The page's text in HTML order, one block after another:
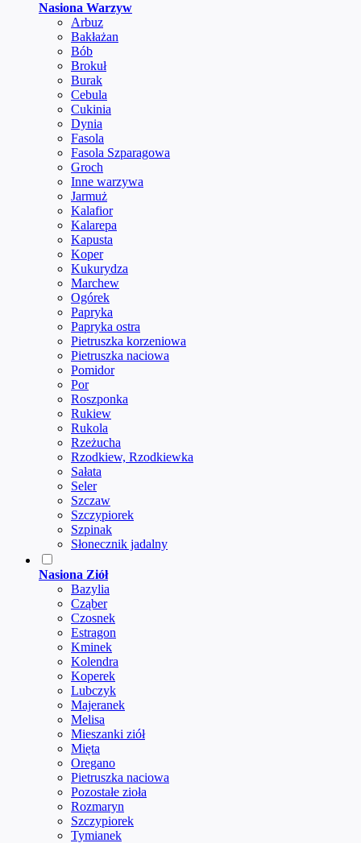
Nasiona Warzyw
Arbuz
Bakłażan
Bób
Brokuł
Burak
Cebula
Cukinia
Dynia
Fasola
Fasola Szparagowa
Groch
Inne warzywa
Jarmuż
Kalafior
Kalarepa
Kapusta
Koper
Kukurydza
Marchew
Ogórek
Papryka
Papryka ostra
Pietruszka korzeniowa
Pietruszka naciowa
Pomidor
Por
Roszponka
Rukiew
Rukola
Rzeżucha
Rzodkiew, Rzodkiewka
Sałata
Seler
Szczaw
Szczypiorek
Szpinak
Słonecznik jadalny
Nasiona Ziół
Bazylia
Cząber
Czosnek
Estragon
Kminek
Kolendra
Koperek
Lubczyk
Majeranek
Melisa
Mieszanki ziół
Mięta
Oregano
Pietruszka naciowa
Pozostałe zioła
Rozmaryn
Szczypiorek
Tymianek